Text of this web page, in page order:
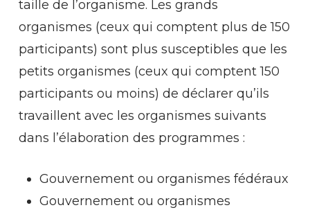
taille de l’organisme. Les grands
organismes (ceux qui comptent plus de 150
participants) sont plus susceptibles que les
petits organismes (ceux qui comptent 150
participants ou moins) de déclarer qu’ils
travaillent avec les organismes suivants
dans l’élaboration des programmes :
Gouvernement ou organismes fédéraux
Gouvernement ou organismes